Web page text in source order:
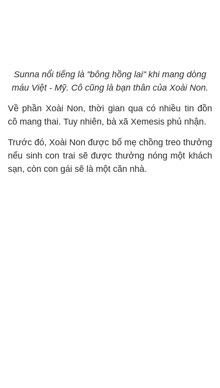
Sunna nổi tiếng là "bông hồng lai" khi mang dòng
máu Việt - Mỹ. Cô cũng là bạn thân của Xoài Non.
Về phần Xoài Non, thời gian qua có nhiều tin đồn
cô mang thai. Tuy nhiên, bà xã Xemesis phủ nhận.
Trước đó, Xoài Non được bố mẹ chồng treo thưởng
nếu sinh con trai sẽ được thưởng nóng một khách
sạn, còn con gái sẽ là một căn nhà.